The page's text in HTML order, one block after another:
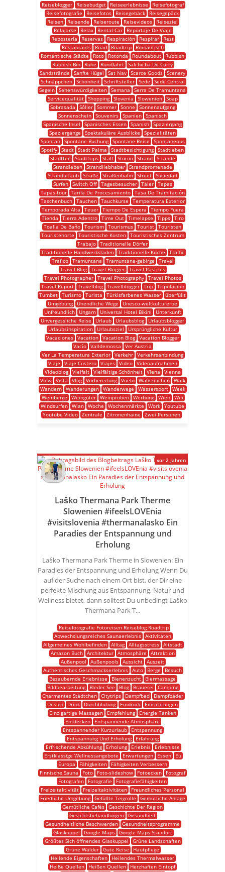
Reiseblogger
Reisebudget Reiseerlebnisse
Reisefotograf
Reisefotografie
Reisefotos Reisegebäck
Reisegepäck
Reisen
Reisende Reiseroute Reisevideos
Reiseziel
Relajarse
Relax Rental Car
Reportaje De Viaje
Repostería
Reservas Respiración Respirar
Rest
Restaurants
Road Roadtrip
Romantisch
Romantische Städte
Roto Rotonda Roundabout
Rubbish
Rubbish Bin
Ruhe Rundfahrt Salchicha De Curry
Sandstrände
Sanfte Hügel Sat Nav Scarce Goods Scenery
Schnäppchen
Schönheit Schriftsteller Sede
Sede Central
Segeln Sehenswürdigkeiten Semana
Serra De Tramuntana
Servicequalität
Shopping Slovenia Slowenien
Soap
Sobrasada
Sóller Sommer Sonne
Sonnenaufgang
Sonnenschein Souvenirs Spanien Spanisch
Spanische Insel
Spanisches Essen Spanish Spaziergang
Spaziergänge
Spektakuläre Ausblicke
Spezialitäten
Spontan
Spontane Buchung Spontane Reise
Spontaneous
Spotify Stadt Stadt Palma Stadtbesichtigung Stadtleben
Stadtteil
Stadttrips Staff Storno Strand
Strände
Strandleben
Strandliebhaber
Strandpromenade
Strandurlaub Straße Straßenbahn Street Suciedad
Surfen
Switch Off Tagesbesucher Täler
Tapas
Tapas-tour
Tarifa De Procesamiento
Tasa De Tramitación
Taschenbuch
Tauchen Tauchkurse
Temperatura Exterior
Temporada Alta
Teuer Tiempo De Espera
Tiempo Fuera
Tienda
Tierra Adentro Time Out Timelapse Tipps
Tiro
Toalla De Baño Tourism Tourismus Tourist Touristen
Touristenorte
Touristische Kosten
Touristisches Zentrum
Trabajo Traditionelle Dörfer
Traditionelle Handwerksläden
Traditionelle Küche
Traffic
Tráfico
Tramuntana Tramuntana-gebirge
Travel
Travel Blog
Travel Blogger
Travel Pastries
Travel Photographer
Travel Photography
Travel Photos
Travel Report
Travelblog Travelblogger Trip
Tripulación
Tumbet Turismo Turista Türkisfarbenes Wasser überfüllt
Umgebung
Unendliche Wege
Unesco-weltkulturerbe
Unfreundlich
Ungarn Universal Hotel Bikini
Unterkunft
Unvergessliche Reise
Urlaub Urlaubsblog
Urlaubsblogger
Urlaubsinspiration
Urlaubsziel
Ursprüngliche Kultur
Vacaciones
Vacation Vacation Blog
Vacation Blogger
Vacío Valldemossa
Ver Austria
Ver La Temperatura Exterior Verkehr Verkehrsanbindung
Viaje
Viaje Costero Viajes Video
Videoaufnahmen
Videoblog
Vielfalt Vielfältige Schönheit Viena
Vienna
View
Vista Vlog Vorbereitung Vuelo Wahrzeichen
Walk
Wandern
Wanderungen Wanderwege Wassersport
Week
Weinberge
Weingüter Weinproben Werbung Wien Wifi
Windsurfen Wlan Woche Wochenmärkte Work Youtube
Youtube Video
Zentrale Zitronenhaine Zwei Personen
Laško Thermana Park Therme
Slowenien #ifeelsLOVEnia
#visitslovenia #thermanalasko Ein
Paradies der Entspannung und
Erholung
Laško Thermana Park Therme in Slowenien: Ein
Paradies der Entspannung und Erholung Wenn Du
auf der Suche nach einem Ort bist, der Dir eine
perfekte Mischung aus Entspannung, Natur und
Wellness bietet, dann solltest Du unbedingt Laško
Thermana Park T...
Reisefotografie Fotoreisen Reiseblog Roadtrip
Abwechslungsreiches Saunaerlebnis
Aktivitäten
Allgemeines Wohlbefinden
Alltag Alltagsstress
Altstadt
Amazon Buch
Architektur Atmosphäre
Attraktion
Außenpool
Außenpools Aussicht Auszeit
Authentisches Geschmackserlebnis Auto Berge
Besuch
Bezaubernde Erlebnisse
Bienenzucht
Biermassage
Bildbearbeitung
Bleder See Blog Brauerei
Camping
Charmantes Städtchen
Citytrips Dampfbad
Dampfbäder
Design
Drink Durchblutung Eindruck
Einrichtungen
Einzigartige Massagen
Empfehlung
Energie Tanken
Entdecken
Entspannende Atmosphäre
Entspannender Kurzurlaub
Entspannung
Entspannung Und Erholung
Erfahrung
Erfrischende Abkühlung
Erholung Erlebnis
Erlebnisse
Erstklassige Wellnessangebote
Erwartungen Essen
Eu
Europa
Fähigkeiten
Fähigkeiten Verbessern
Finnische Sauna
Foto Foto-slideshow Fotoecken
Fotograf
Fotografen
Fotografie
Fotografiefähigkeiten
Freizeitaktivität
Freizeitaktivitäten
Freundliches Personal
Friedliche Umgebung
Gefüllte Teigrolle
Gemütliche Anlage
Gemütliche Cafés Geschichte Der Region
Gesichtsbehandlungen Gesundheit
Gesundheitliche Beschwerden Gesundheitsprogramme
Glaskuppel
Google Maps
Google Maps Standort
Größtes Sich öffnendes Glaskuppel
Grüne Landschaften
Grüne Wälder Gute Reise
Hautpflege
Heilende Eigenschaften
Heilendes Thermalwasser
Heiße Quellen
Heißen Quellen
Herzhaften Eintopf
vor 2 Jahren